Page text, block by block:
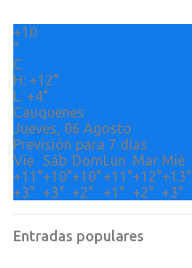
i
s
+10
°
C
H: +12°
L: +4°
Cauquenes
Jueves, 06 Agosto
Previsión para 7 días
Vie
Sáb DomLun Mar Mié
+11°+10°+10°+11°+12°+13°
+3° +3° +2° +1° +2° +3°
Entradas populares